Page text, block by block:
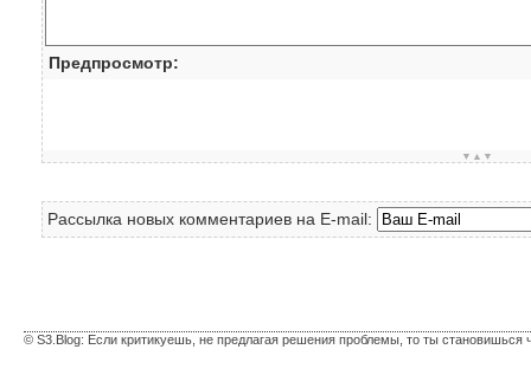
Предпросмотр:
▼▲▼
Рассылка новых комментариев на E-mail:
© S3.Blog: Если критикуешь, не предлагая решения проблемы, то ты становишься